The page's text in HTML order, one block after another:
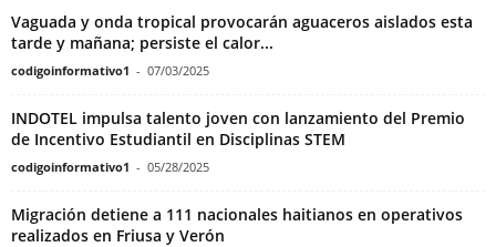
Vaguada y onda tropical provocarán aguaceros aislados esta
tarde y mañana; persiste el calor...
codigoinformativo1 - 07/03/2025
INDOTEL impulsa talento joven con lanzamiento del Premio
de Incentivo Estudiantil en Disciplinas STEM
codigoinformativo1 - 05/28/2025
Migración detiene a 111 nacionales haitianos en operativos
realizados en Friusa y Verón